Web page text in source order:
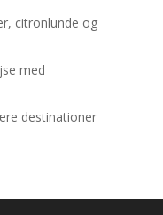
citronlunde og
med
destinationer